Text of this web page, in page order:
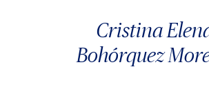
Cristina
Bohórquez